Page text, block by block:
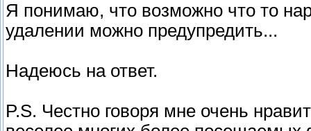
Я понимаю, что возможно что то
удалении можно предупредить...
Надеюсь на ответ.
P.S. Честно говоря мне очень